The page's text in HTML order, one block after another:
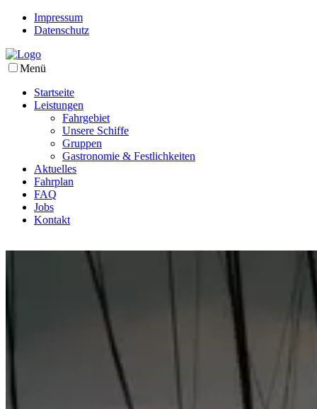
Impressum
Datenschutz
Menü
Startseite
Leistungen
Fahrgebiet
Unsere Schiffe
Gruppen
Gastronomie & Festlichkeiten
Aktuelles
Fahrplan
FAQ
Jobs
Kontakt